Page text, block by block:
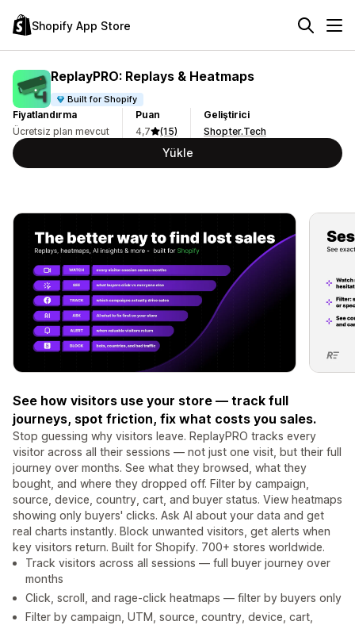
Shopify App Store
ReplayPRO: Replays & Heatmaps
Built for Shopify
Fiyatlandırma
Ücretsiz plan mevcut
Puan
4,7
(15)
Geliştirici
Shopter.Tech
Yükle
See how visitors use your store — track full
journeys, spot friction, fix what costs you sales.
Stop guessing why visitors leave. ReplayPRO tracks every
visitor across all their sessions — not just one visit, but their full
journey over months. See what they browsed, what they
bought, and where they dropped off. Filter by campaign,
source, device, country, cart, and buyer status. View heatmaps
showing only buyers' clicks. Ask AI about your data and get
real charts instantly. Block unwanted visitors, get alerts when
key visitors return. Built for Shopify. 700+ stores worldwide.
Track visitors across all sessions — full buyer journey over
months
Click, scroll, and rage-click heatmaps — filter by buyers only
Filter by campaign, UTM, source, country, device, cart,